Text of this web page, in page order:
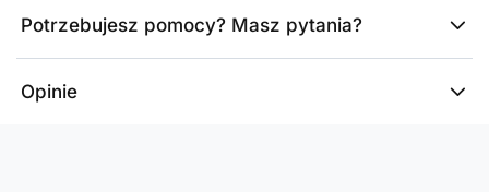
Potrzebujesz pomocy? Masz pytania?
Opinie